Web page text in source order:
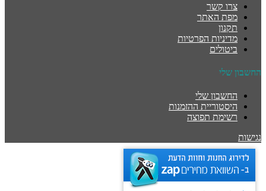
צרו קשר
מפת האתר
תקנון
מדיניות הפרטיות
ביטולים
החשבון שלי
החשבון שלי
היסטוריית ההזמנות
רשימת תפוצה
נגישות